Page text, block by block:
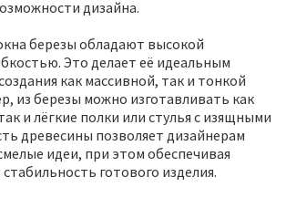
дизайна.
березы обладают высокой
Это делает её идеальным
как массивной, так и тонкой
из березы можно изготавливать как
и лёгкие полки или стулья с изящными
древесины позволяет дизайнерам
идеи, при этом обеспечивая
готового изделия.